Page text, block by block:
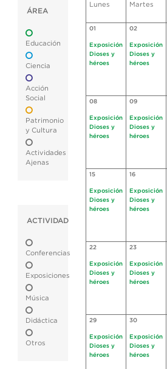
ÁREA
Educación
Ciencia
Acción
Social
Patrimonio
y Cultura
Actividades
Ajenas
ACTIVIDAD
Conferencias
Exposiciones
Música
Didáctica
Otros
Lunes Martes
01
Exposición
Dioses y
héroes
02
Exposición
Dioses y
héroes
08
Exposición
Dioses y
héroes
09
Exposición
Dioses y
héroes
15
Exposición
Dioses y
héroes
16
Exposición
Dioses y
héroes
22
Exposición
Dioses y
héroes
23
Exposición
Dioses y
héroes
29
Exposición
Dioses y
héroes
30
Exposición
Dioses y
héroes